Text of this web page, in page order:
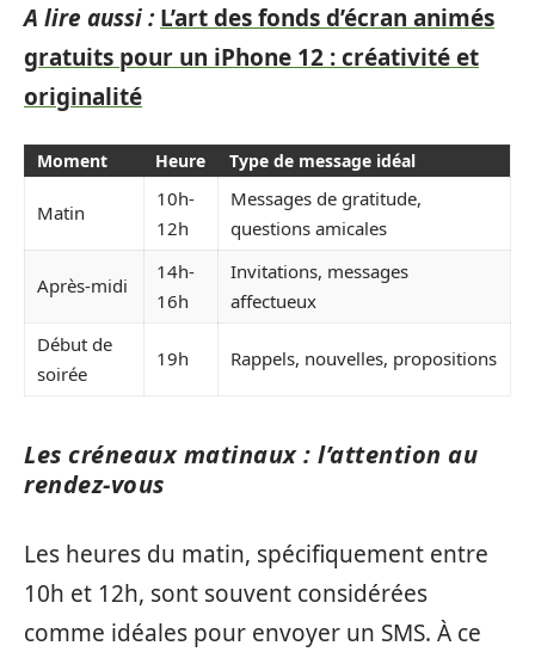
A lire aussi : L’art des fonds d’écran animés
gratuits pour un iPhone 12 : créativité et
originalité
Moment Heure Type de message idéal
Matin
10h-
12h
Messages de gratitude,
questions amicales
Après-midi
14h-
16h
Invitations, messages
affectueux
Début de
soirée
19h Rappels, nouvelles, propositions
Les créneaux matinaux : l’attention au
rendez-vous
Les heures du matin, spécifiquement entre
10h et 12h, sont souvent considérées
comme idéales pour envoyer un SMS. À ce